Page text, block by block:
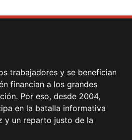
trabajadores y se benefician
financian a los grandes
Por eso, desde 2004,
en la batalla informativa
y un reparto justo de la